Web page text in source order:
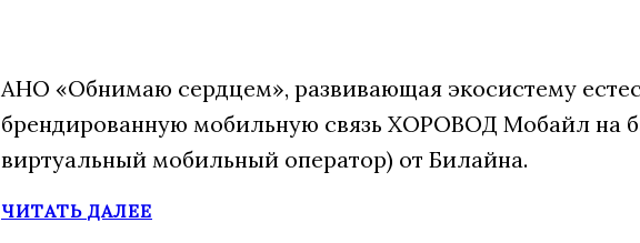
АНО «Обнимаю сердцем», развивающая экосистему
брендированную мобильную связь ХОРОВОД Мобайл на
виртуальный мобильный оператор) от Билайна.
ЧИТАТЬ ДАЛЕЕ